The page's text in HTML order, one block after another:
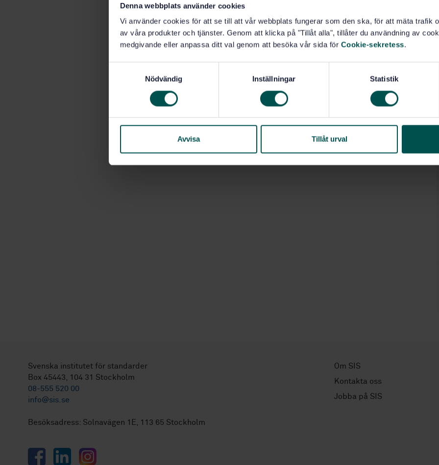
Denna webbplats använder cookies
Vi använder cookies för att se till att vår webbplats fungerar som den ska, för att mäta trafik
av våra produkter och tjänster. Genom att klicka på "Tillåt alla", tillåter du användning av
medgivande eller anpassa ditt val genom att besöka vår sida för Cookie-sekretess.
s
Nödvändig Inställningar Statistik
Avvisa Tillåt urval
Svenska institutet för standarder
Box 45443, 104 31 Stockholm
08-555 520 00
info@sis.se
Besöksadress: Solnavägen 1E, 113 65 Stockholm
FacebookLinkedInInstagram
Om SIS
Kontakta oss
Jobba på SIS